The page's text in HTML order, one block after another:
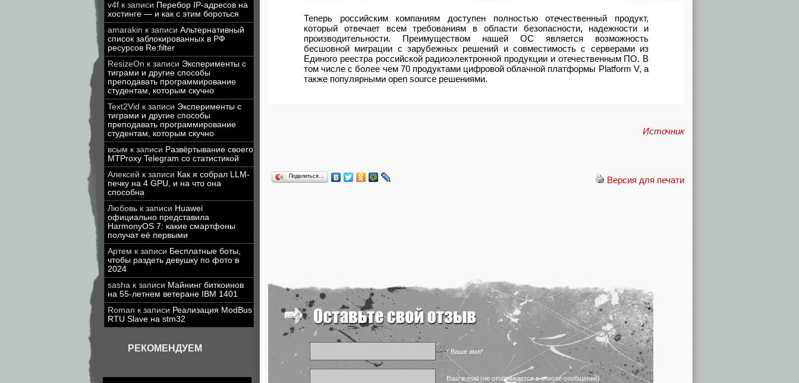
v4f к записи Перебор IP-адресов на
хостинге — и как с этим бороться
amarakin к записи Альтернативный
список заблокированных в РФ
ресурсов Re:filter
ResizeOn к записи Эксперименты с
тиграми и другие способы
преподавать программирование
студентам, которым скучно
Text2Vid к записи Эксперименты с
тиграми и другие способы
преподавать программирование
студентам, которым скучно
всым к записи Развёртывание своего
MTProxy Telegram со статистикой
Алексей к записи Как я собрал LLM-
печку на 4 GPU, и на что она
способна
Любовь к записи Huawei
официально представила
HarmonyOS 7: какие смартфоны
получат её первыми
Артем к записи Бесплатные боты,
чтобы раздеть девушку по фото в
2024
sasha к записи Майнинг биткоинов
на 55-летнем ветеране IBM 1401
Roman к записи Реализация ModBus
RTU Slave на stm32
РЕКОМЕНДУЕМ
Теперь российским компаниям доступен полностью отечественный продукт,
который отвечает всем требованиям в области безопасности, надежности и
производительности. Преимуществом нашей ОС является возможность
бесшовной миграции с зарубежных решений и совместимость с серверами из
Единого реестра российской радиоэлектронной продукции и отечественным ПО. В
том числе с более чем 70 продуктами цифровой облачной платформы Platform V, а
также популярными open source решениями.
Источник
Версия для печати
Поделиться…
* Ваше имя*
Ваш e-mail (не отображается в списке сообщений)